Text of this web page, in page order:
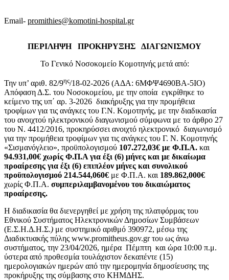
Email- promithies@komotini-hospital.gr
ΠΕΡΙΛΗΨΗ ΠΡΟΚΗΡΥΞΗΣ ΔΙΑΓΩΝΙΣΜΟΥ
Το Γενικό Νοσοκομείο Κομοτηνής μετά από:
Την υπ’ αριθ. 82/9ης/18-02-2026 (ΑΔΑ: 6ΜΦΨ4690ΒΑ-5ΙΟ)
Απόφαση Δ.Σ. του Νοσοκομείου, με την οποία εγκρίθηκε το
κείμενο της υπ΄ αρ. 3-2026 διακήρυξης για την προμήθεια
τροφίμων για τις ανάγκες του Γ.Ν. Κομοτηνής, με την διαδικασία
του ανοιχτού ηλεκτρονικού διαγωνισμού σύμφωνα με το άρθρο 27
του Ν. 4412/2016, προκηρύσσει ανοιχτό ηλεκτρονικό διαγωνισμό
για την προμήθεια τροφίμων για τις ανάγκες του Γ. Ν. Κομοτηνής
«Σισμανόγλειο», προϋπολογισμού 107.272,03€ με Φ.Π.Α. και
94.931,00€ χωρίς Φ.Π.Α για έξι (6) μήνες και με δικαίωμα
προαίρεσης για έξι (6) επιπλέον μήνες και συνολικού
προϋπολογισμού 214.544,060€ με Φ.Π.Α. και 189.862,000€
χωρίς Φ.Π.Α. συμπεριλαμβανομένου του δικαιώματος
προαίρεσης.
Η διαδικασία θα διενεργηθεί με χρήση της πλατφόρμας του
Εθνικού Συστήματος Ηλεκτρονικών Δημοσίων Συμβάσεων
(Ε.Σ.Η.Δ.Η.Σ.) με συστημικό αριθμό 390972, μέσω της
Διαδικτυακής πύλης www.promitheus.gov.gr του ως άνω
συστήματος, την 23/04/2026, ημέρα Πέμπτη και ώρα 10:00 π.μ.
ύστερα από προθεσμία τουλάχιστον δεκαπέντε (15)
ημερολογιακών ημερών από την ημερομηνία δημοσίευσης της
προκήρυξης της σύμβασης στο ΚΗΜΔΗΣ.